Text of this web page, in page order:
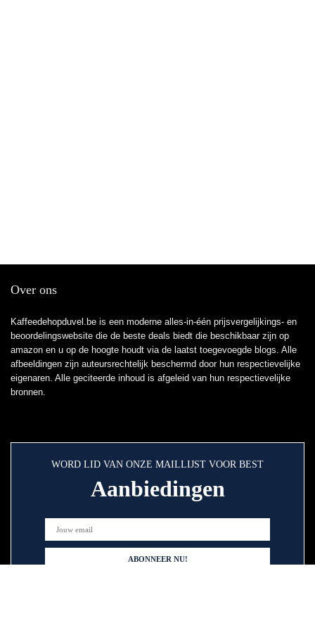
Over ons
Kaffeedehopduvel.be is een moderne alles-in-één prijsvergelijkings- en
beoordelingswebsite die de beste deals biedt die beschikbaar zijn op
amazon en u op de hoogte houdt via de laatst toegevoegde blogs. Alle
afbeeldingen zijn auteursrechtelijk beschermd door hun respectievelijke
eigenaren. Alle geciteerde inhoud is afgeleid van hun respectievelijke
bronnen.
WORD LID VAN ONZE MAILLIJST VOOR BEST
Aanbiedingen